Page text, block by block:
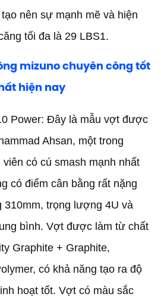
nên sự mạnh mẽ và hiện
tối đa là 29 LBS1.
Power: Đây là mẫu vợt được
Ahsan, một trong
có cú smash mạnh nhất
có điểm cân bằng rất nặng
310mm, trọng lượng 4U và
bình. Vợt được làm từ chất
Graphite + Graphite,
có khả năng tạo ra độ
hoạt tốt. Vợt có màu sắc